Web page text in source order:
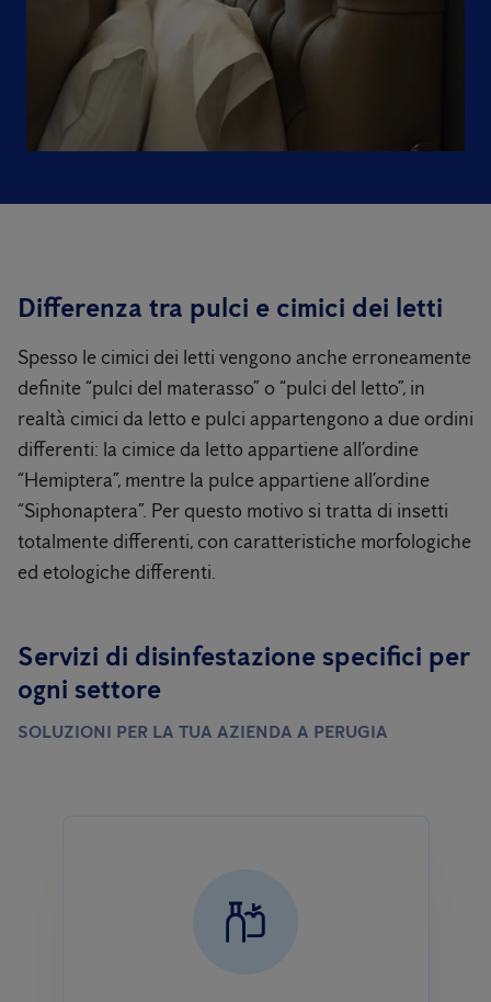
Differenza tra pulci e cimici dei letti
Spesso le cimici dei letti vengono anche erroneamente
definite “pulci del materasso” o “pulci del letto”, in
realtà cimici da letto e pulci appartengono a due ordini
differenti: la cimice da letto appartiene all’ordine
“Hemiptera”, mentre la pulce appartiene all’ordine
“Siphonaptera”. Per questo motivo si tratta di insetti
totalmente differenti, con caratteristiche morfologiche
ed etologiche differenti.
Servizi di disinfestazione specifici per
ogni settore
SOLUZIONI PER LA TUA AZIENDA A PERUGIA